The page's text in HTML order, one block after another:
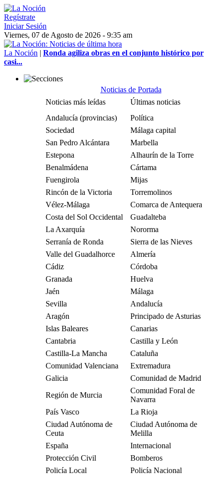
Regístrate
Iniciar Sesión
Viernes, 07 de Agosto de 2026 - 9:35 am
La Noción | Ronda agiliza obras en el conjunto histórico por
casi...
Noticias de Portada
Noticias más leídas
Últimas noticias
Andalucía (provincias)
Política
Sociedad
Málaga capital
San Pedro Alcántara
Marbella
Estepona
Alhaurín de la Torre
Benalmádena
Cártama
Fuengirola
Mijas
Rincón de la Victoria
Torremolinos
Vélez-Málaga
Comarca de Antequera
Costa del Sol Occidental
Guadalteba
La Axarquía
Nororma
Serranía de Ronda
Sierra de las Nieves
Valle del Guadalhorce
Almería
Cádiz
Córdoba
Granada
Huelva
Jaén
Málaga
Sevilla
Andalucía
Aragón
Principado de Asturias
Islas Baleares
Canarias
Cantabria
Castilla y León
Castilla-La Mancha
Cataluña
Comunidad Valenciana
Extremadura
Galicia
Comunidad de Madrid
Región de Murcia
Comunidad Foral de
Navarra
País Vasco
La Rioja
Ciudad Autónoma de
Ceuta
Ciudad Autónoma de
Melilla
España
Internacional
Protección Civil
Bomberos
Policía Local
Policía Nacional